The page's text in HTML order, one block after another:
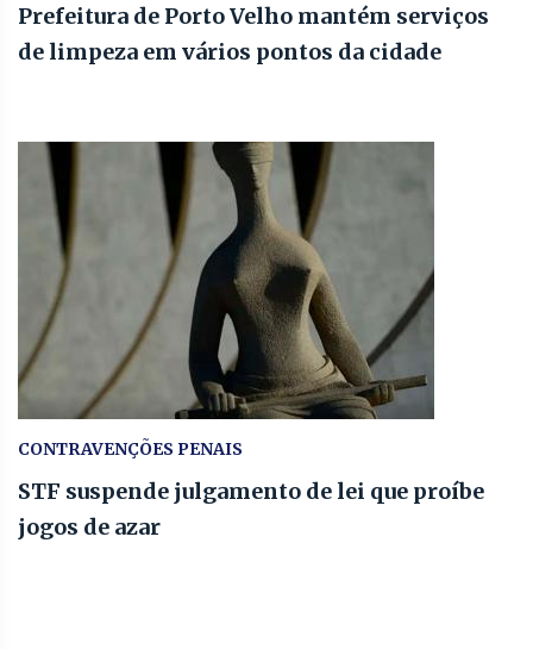
Prefeitura de Porto Velho mantém serviços
de limpeza em vários pontos da cidade
CONTRAVENÇÕES PENAIS
STF suspende julgamento de lei que proíbe
jogos de azar